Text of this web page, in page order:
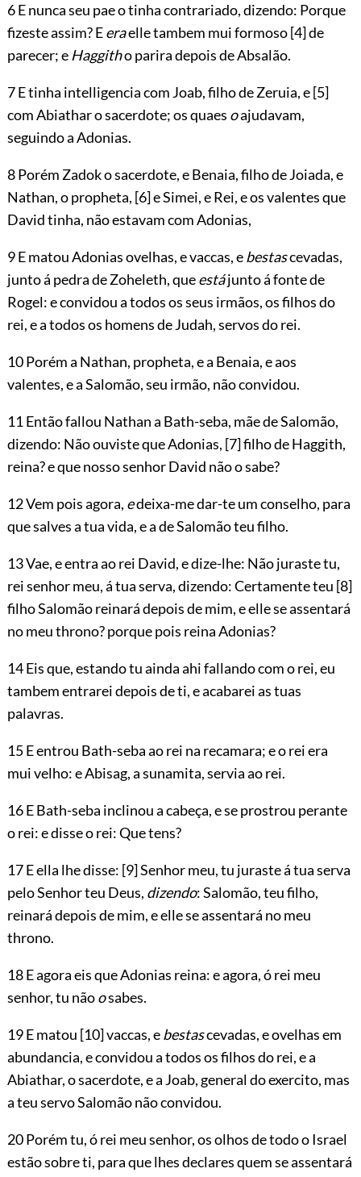
6 E nunca seu pae o tinha contrariado, dizendo: Porque
fizeste assim? Eeraelle tambem mui formoso[4]de
parecer; eHaggitho parira depois de Absalão.
7 E tinha intelligencia com Joab, filho de Zeruia, e[5]
com Abiathar o sacerdote; os quaes oajudavam,
seguindo a Adonias.
8 Porém Zadok o sacerdote, e Benaia, filho de Joiada, e
Nathan, o propheta, [6]e Simei, e Rei, e os valentes que
David tinha, não estavam com Adonias,
9 E matou Adonias ovelhas, e vaccas, ebestascevadas,
junto á pedra de Zoheleth, queestájunto á fonte de
Rogel: e convidou a todos os seus irmãos, os filhos do
rei, e a todos os homens de Judah, servos do rei.
10 Porém a Nathan, propheta, e a Benaia, e aos
valentes, e a Salomão, seu irmão, não convidou.
11 Então fallou Nathan a Bath-seba, mãe de Salomão,
dizendo: Não ouviste que Adonias, [7]filho de Haggith,
reina? e que nosso senhor David não o sabe?
12 Vem pois agora, edeixa-me dar-te um conselho, para
que salves a tua vida, e a de Salomão teu filho.
13 Vae, e entra ao rei David, e dize-lhe: Não juraste tu,
rei senhor meu, á tua serva, dizendo: Certamente teu [8]
filho Salomão reinará depois de mim, e elle se assentará
no meu throno? porque pois reina Adonias?
14 Eis que, estando tu ainda ahi fallando com o rei, eu
tambem entrarei depois de ti, e acabarei as tuas
palavras.
15 E entrou Bath-seba ao rei na recamara; e o rei era
mui velho: e Abisag, a sunamita, servia ao rei.
16 E Bath-seba inclinou a cabeça, e se prostrou perante
o rei: e disse o rei: Que tens?
17 E ella lhe disse: [9]Senhor meu, tu juraste á tua serva
pelo Senhor teu Deus, dizendo: Salomão, teu filho,
reinará depois de mim, e elle se assentará no meu
throno.
18 E agora eis que Adonias reina: e agora, ó rei meu
senhor, tu nãoosabes.
19 E matou [10]vaccas, ebestascevadas, e ovelhas em
abundancia, e convidou a todos os filhos do rei, e a
Abiathar, o sacerdote, e a Joab, general do exercito, mas
a teu servo Salomão não convidou.
20 Porém tu, ó rei meu senhor, os olhos de todo o Israel
estão sobre ti, para que lhes declares quem se assentará